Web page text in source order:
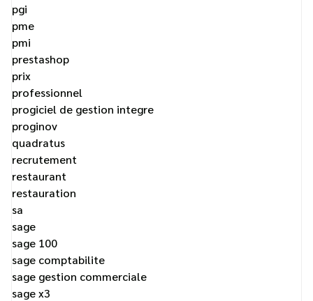
pgi
pme
pmi
prestashop
prix
professionnel
progiciel de gestion integre
proginov
quadratus
recrutement
restaurant
restauration
sa
sage
sage 100
sage comptabilite
sage gestion commerciale
sage x3